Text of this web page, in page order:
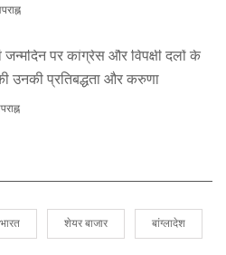
जन्मदिन पर कांग्रेस और विपक्षी दलों के
उनकी प्रतिबद्धता और करुणा
भारत शेयर बाजार बांग्लादेश